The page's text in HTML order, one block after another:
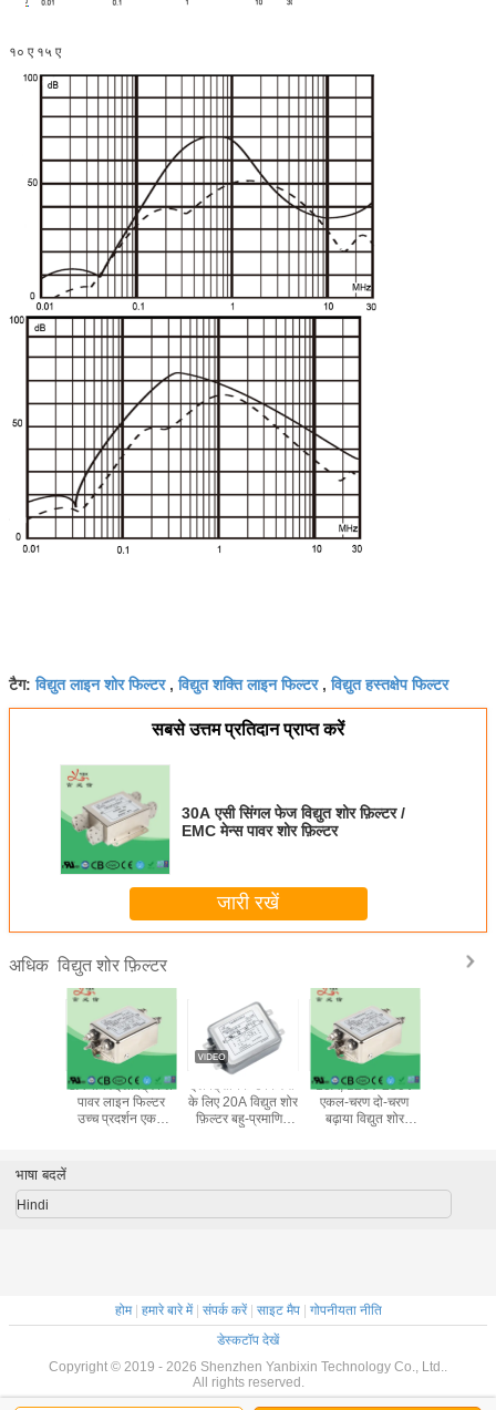
१० ए १५ ए
टैग:विद्युत लाइन शोर फिल्टर,विद्युत शक्ति लाइन फिल्टर,विद्युत हस्तक्षेप फिल्टर
सबसे उत्तम प्रतिदान प्राप्त करें
30A एसी सिंगल फेज विद्युत शोर फ़िल्टर /
EMC मेन्स पावर शोर फ़िल्टर
जारी रखें
अधिक विद्युत शोर फ़िल्टर
8A वायर इलेक्ट्रिकल
पावर लाइन फिल्टर
उच्च प्रदर्शन एकल
के लिए 20A विद्युत शोर
फ़िल्टर बहु-प्रमाणित
10A, 120V 250V
एकल-चरण दो-चरण
बढ़ाया विद्युत शोर
भाषा बदलें
Hindi
होम| हमारे बारे में| संपर्क करें| साइट मैप| गोपनीयता नीति
डेस्कटॉप देखें
Copyright © 2019 - 2026 Shenzhen Yanbixin Technology Co., Ltd..
All rights reserved.